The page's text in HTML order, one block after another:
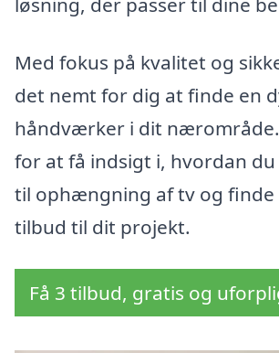
Med fokus på kvalitet og
det nemt for dig at finde en
håndværker i dit
for at få indsigt i, hvordan
til ophængning af tv og
tilbud til dit projekt.
Få 3 tilbud, gratis og